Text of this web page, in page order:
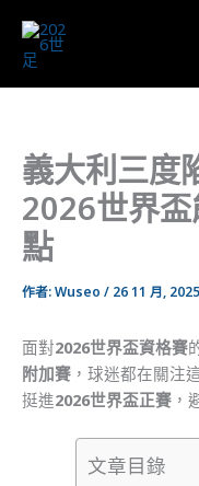
要
義大利三度
2026世界
點
作者:Wuseo / 26 11 月, 2025
面對2026世界盃資格賽
附加賽 ，球迷都在關注
挺進2026世界盃正賽 ，
文章目錄